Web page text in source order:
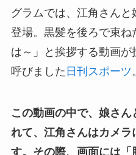
グラムでは、江角さん
登場。黒髪を後ろで束ね
は～」と挨拶する動画
呼びました 日刊スポーツ 。
この動画の中で、娘さ
れて、江角さんはカメラ
す。その際、画面には「